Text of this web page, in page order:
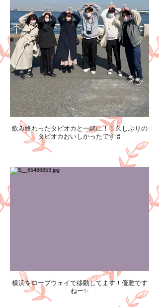
飲み終わったタピオカと一緒に！！久しぶりの
タピオカおいしかったです🥤
横浜をロープウェイで移動してます！優雅です
ねー✨️